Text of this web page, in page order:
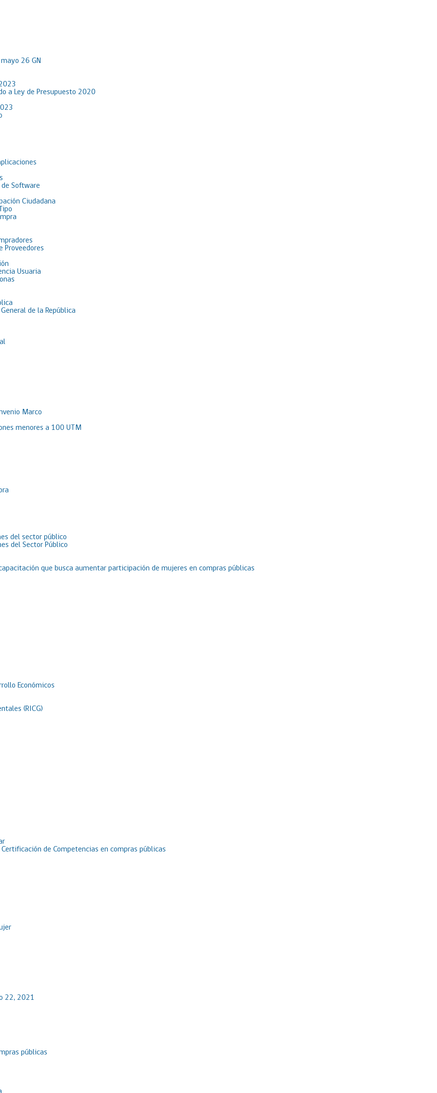
26 GN
a Ley de Presupuesto 2020
Software
Ciudadana
Proveedores
Usuaria
de la República
Marco
menores a 100 UTM
del sector público
del Sector Público
que busca aumentar participación de mujeres en compras públicas
Económicos
(RICG)
de Competencias en compras públicas
22, 2021
públicas